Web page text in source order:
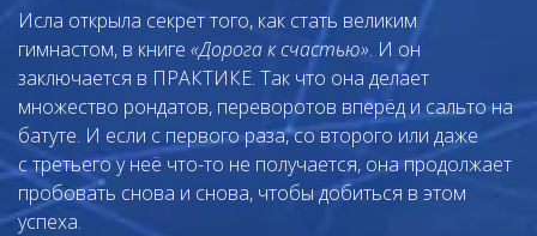
Исла открыла секрет того, как стать великим
гимнастом, в книге «Дорога к счастью». И он
заключается в ПРАКТИКЕ. Так что она делает
множество рондатов, переворотов вперёд и сальто на
батуте. И если с первого раза, со второго или даже
с третьего у неё что-то не получается, она продолжает
пробовать снова и снова, чтобы добиться в этом
успеха.